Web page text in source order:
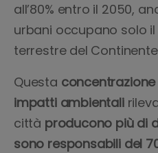
all’80% entro il 2050,
urbani occupano solo
terrestre del
Questa concentrazione
impatti ambientali
città producono più di
sono responsabili del